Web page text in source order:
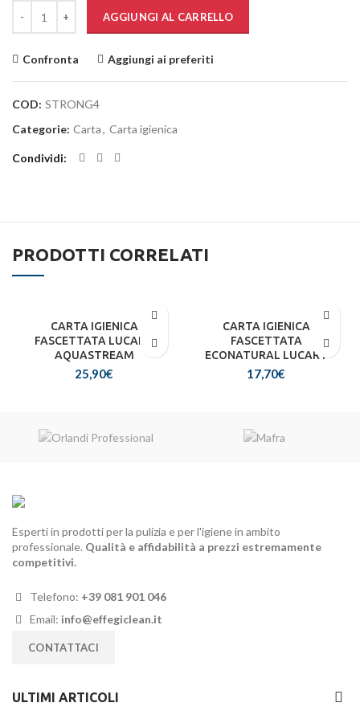
AGGIUNGI AL CARRELLO
Confronta Aggiungi ai preferiti
COD: STRONG4
Categorie: Carta, Carta igienica
Condividi
PRODOTTI CORRELATI
CARTA IGIENICA
FASCETTATA LUCART
AQUASTREAM
25,90€
CARTA IGIENICA
FASCETTATA
ECONATURAL LUCART
17,70€
Esperti in prodotti per la pulizia e per l'igiene in ambito
professionale. Qualità e affidabilità a prezzi estremamente
competitivi.
Telefono: +39 081 901 046
Email: info@effegiclean.it
CONTATTACI
ULTIMI ARTICOLI